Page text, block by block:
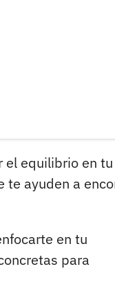
el equilibrio en tu
te ayuden a
en tu
para